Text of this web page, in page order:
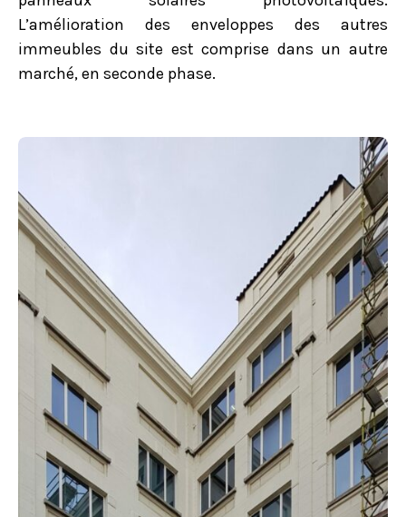
L’amélioration des enveloppes des autres
immeubles du site est comprise dans un autre
marché, en seconde phase.